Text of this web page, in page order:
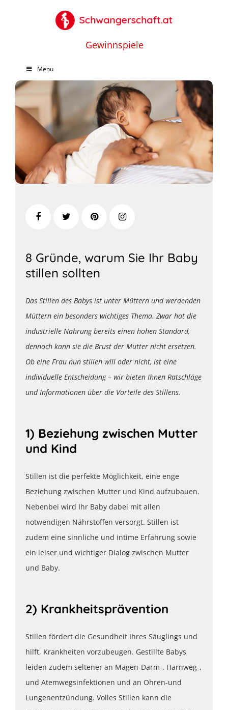
Gewinnspiele
Menu
8 Gründe, warum Sie Ihr Baby
stillen sollten
Das Stillen des Babys ist unter Müttern und werdenden
Müttern ein besonders wichtiges Thema. Zwar hat die
industrielle Nahrung bereits einen hohen Standard,
dennoch kann sie die Brust der Mutter nicht ersetzen.
Ob eine Frau nun stillen will oder nicht, ist eine
individuelle Entscheidung – wir bieten Ihnen Ratschläge
und Informationen über die Vorteile des Stillens.
1) Beziehung zwischen Mutter
und Kind
Stillen ist die perfekte Möglichkeit, eine enge
Beziehung zwischen Mutter und Kind aufzubauen.
Nebenbei wird Ihr Baby dabei mit allen
notwendigen Nährstoffen versorgt. Stillen ist
zudem eine sinnliche und intime Erfahrung sowie
ein leiser und wichtiger Dialog zwischen Mutter
und Baby.
2) Krankheitsprävention
Stillen fördert die Gesundheit Ihres Säuglings und
hilft, Krankheiten vorzubeugen. Gestillte Babys
leiden zudem seltener an Magen-Darm-, Harnweg-,
und Atemwegsinfektionen und an Ohren-und
Lungenentzündung. Volles Stillen kann die